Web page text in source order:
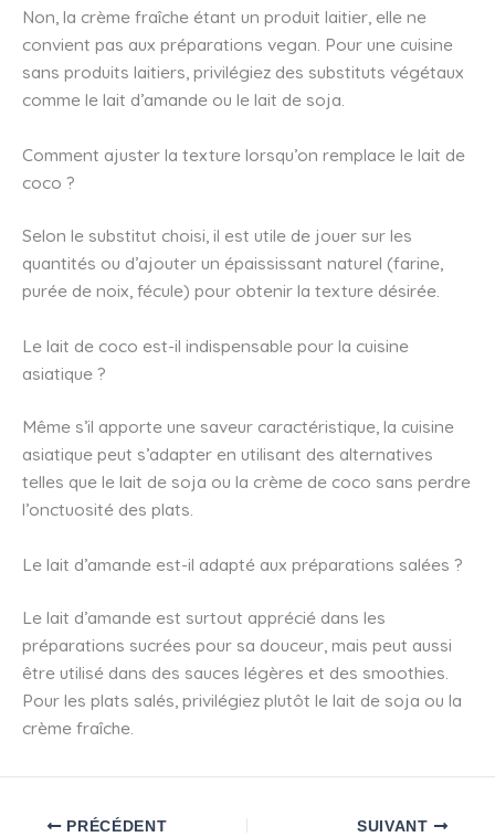
Non, la crème fraîche étant un produit laitier, elle ne
convient pas aux préparations vegan. Pour une cuisine
sans produits laitiers, privilégiez des substituts végétaux
comme le lait d’amande ou le lait de soja.
Comment ajuster la texture lorsqu’on remplace le lait de
coco ?
Selon le substitut choisi, il est utile de jouer sur les
quantités ou d’ajouter un épaississant naturel (farine,
purée de noix, fécule) pour obtenir la texture désirée.
Le lait de coco est-il indispensable pour la cuisine
asiatique ?
Même s’il apporte une saveur caractéristique, la cuisine
asiatique peut s’adapter en utilisant des alternatives
telles que le lait de soja ou la crème de coco sans perdre
l’onctuosité des plats.
Le lait d’amande est-il adapté aux préparations salées ?
Le lait d’amande est surtout apprécié dans les
préparations sucrées pour sa douceur, mais peut aussi
être utilisé dans des sauces légères et des smoothies.
Pour les plats salés, privilégiez plutôt le lait de soja ou la
crème fraîche.
PRÉCÉDENT SUIVANT